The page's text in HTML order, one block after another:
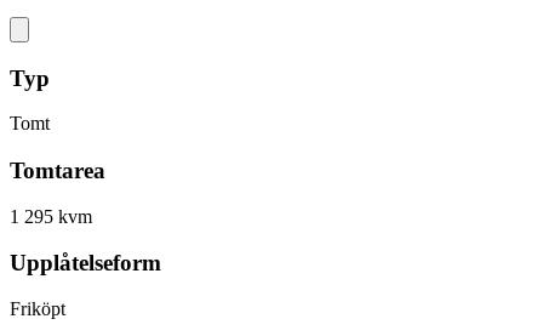
Typ
Tomt
Tomtarea
1 295 kvm
Upplåtelseform
Friköpt